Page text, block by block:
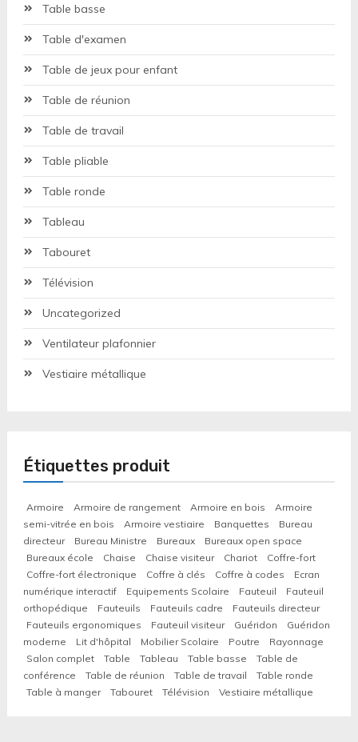
Table basse
Table d'examen
Table de jeux pour enfant
Table de réunion
Table de travail
Table pliable
Table ronde
Tableau
Tabouret
Télévision
Uncategorized
Ventilateur plafonnier
Vestiaire métallique
Étiquettes produit
Armoire Armoire de rangement Armoire en bois
Armoire
semi-vitrée en bois
Armoire vestiaire Banquettes
Bureau
directeur
Bureau Ministre Bureaux
Bureaux open space
Bureaux école
Chaise Chaise visiteur Chariot
Coffre-fort
Coffre-fort électronique
Coffre à clés Coffre à codes
Ecran
numérique interactif
Equipements Scolaire Fauteuil
Fauteuil
orthopédique
Fauteuils Fauteuils cadre
Fauteuils directeur
Fauteuils ergonomiques
Fauteuil visiteur Guéridon
Guéridon
moderne
Lit d'hôpital Mobilier Scolaire Poutre
Rayonnage
Salon complet
Table Tableau Table basse
Table de
conférence
Table de réunion Table de travail
Table ronde
Table à manger
Tabouret Télévision Vestiaire métallique